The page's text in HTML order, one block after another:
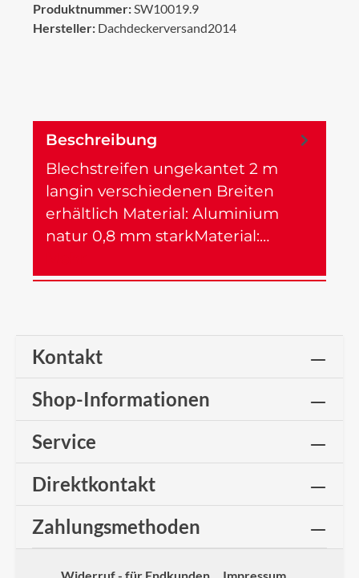
Produktnummer:SW10019.9
Hersteller: Dachdeckerversand2014
Beschreibung
Blechstreifen ungekantet 2 m
langin verschiedenen Breiten
erhältlich Material: Aluminium
natur 0,8 mm starkMaterial:…
Kontakt
Shop-Informationen
Service
Direktkontakt
Zahlungsmethoden